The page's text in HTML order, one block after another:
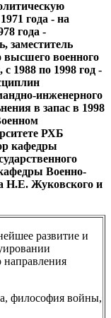
года - на
года -
заместитель
высшего военного
1988 по 1998 год -
инженерного
в запас в 1998
РХБ
кафедры
Военно-
Н.Е. Жуковского и
развитие и
направления
войны,